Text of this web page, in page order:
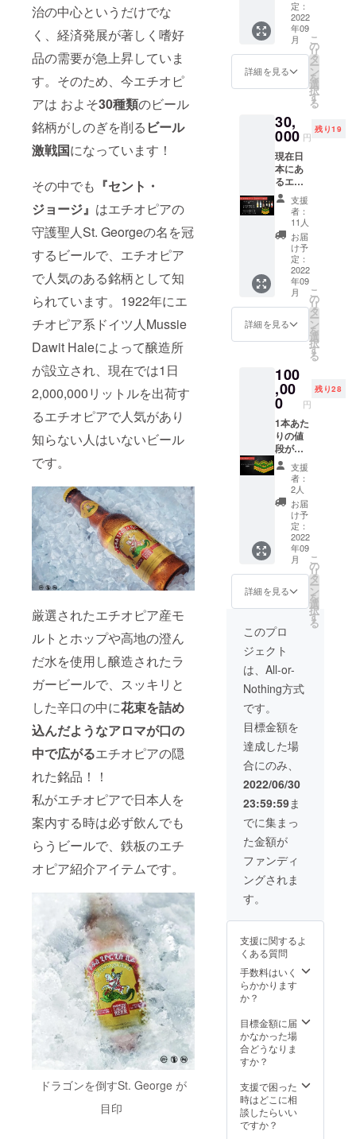
治の中心というだけでな
く、経済発展が著しく嗜好
品の需要が急上昇していま
す。そのため、今エチオピ
アは およそ30種類のビール
銘柄がしのぎを削る ビール
激戦国になっています！
その中でも 『セント・
ジョージ』 はエチオピアの
守護聖人St. Georgeの名を冠
するビールで、エチオピア
で人気のある銘柄として知
られています。1922年にエ
チオピア系ドイツ人Mussie
Dawit Haleによって醸造所
が設立され、現在では1日
2,000,000リットルを出荷す
るエチオピアで人気があり
知らない人はいないビール
です。
厳選されたエチオピア産モ
ルトとホップや高地の澄ん
だ水を使用し醸造されたラ
ガービールで、スッキリと
した辛口の中に花束を詰め
込んだようなアロマが口の
中で広がるエチオピアの隠
れた銘品！！
私がエチオピアで日本人を
案内する時は必ず飲んでも
らうビールで、鉄板のエチ
オピア紹介アイテムです。
ドラゴンを倒すSt. George が
目印
料送料
込みの
金額で
す。 ※
このリ
ターン
歳未満
の方の
できま
せん。
ン醸造
技術を
駆使し
たも
の。 こ
れらは
ていま
せん。
今回特
別に個
人向け
にお送
りしま
す。 数
に限り
があり
ますの
でご興
味ある
方はお
早め
に！ ●
セン
エチオ
ピア産
ワイン
3本
（赤・
白・ロ
ゼ各1
本）
・リ
フト・
ヴァ
レー・
プレス
テー
ジ・カ
ベルネ
ソー
ヴィニ
（赤）
フト・
ヴァ
レー・
プレス
ジ・
シャル
ドネ
（白）
・リ
フト・
レー・
ドライ
ゼロ
（ロ
ゼ） ※
輸入完
了でき
ターン
品の配
送を開
始する
予定で
す。し
進行状
況に
よって
があり
ますこ
とご了
承下さ
一日2本
以上
ビール
を飲む
人にオ
スス
メ！ ・
セン
ジョー
ジ（24
本） ※
輸入完
了でき
次第随
時リ
ターン
品の配
送を開
始する
予定で
す。し
かし輸
出入の
進行状
況に
があり
ますこ
とご了
承下さ
い。 ※
全て送
料送料
込みの
金額で
す。 ※
このリ
ターン
はお酒
ですの
で二十
歳未満
の方の
購入は
定：
2022
年09
月
詳細を見る
こ
の
リ
タ
ー
ン
を
選
択
す
る
30,
000 円
残り19
現在日
本にあ
るエチ
オピア
産アル
コール
飲料全
てが
揃った
セット
です。
普段は
全て個
人販売
がされ
ていな
で、希
少価値
がとて
も高く
お酒好
きには
たまり
ませ
ん。今
回特別
に個人
向けに
販売し
ます。
●セン
ト・
ジョー
ジ 6本 ●
エチオ
ピア産
ワイン
3本
（赤・
白・ロ
ゼ各1
本）
ヴァ
レー・
プレス
テー
ジ・カ
ベルネ
ソー
ヴィニ
ヨン/メ
ルロ
（赤）
・リ
フト・
プレス
ジ・
シャル
ドネ
（白）
・リ
ヴァ
レー・
ドライ
ゼロ
ゼ） ●
エチオ
ピア産
ウゾ 1
支援
者：
11人
お届
け予
定：
2022
年09
月
詳細を見る
こ
の
リ
タ
ー
ン
を
選
択
す
る
100
,00
0 円
残り28
1本あた
りの値
段がか
なりお
得で
す。店
頭販売
されて
いない
輸入
ビール
を日頃
飲まれ
ている
方に
は、こ
の安さ
にビッ
クリし
ていた
だける
は
の通信
販売を
する予
定はな
いので
この機
会に買
いだめ
しては
いかが
でしょ
うか？
半年間
りしま
セン
ト・
ジョー
ジ（144
本） ※
了でき
次第随
時リ
ターン
送を開
始する
予定で
す。し
支援
者：
2人
お届
け予
定：
2022
年09
月
詳細を見る
こ
の
リ
タ
ー
ン
を
選
択
す
る
このプロ
ジェクト
は、All-or-
Nothing方式
です。
目標金額を
達成した場
合にのみ、
2022/06/30
23:59:59ま
でに集まっ
た金額が
ファンディ
ングされま
す。
支援に関するよ
くある質問
手数料はいく
らかかります
か？
目標金額に届
かなかった場
合どうなりま
すか？
支援で困った
時はどこに相
談したらいい
ですか？